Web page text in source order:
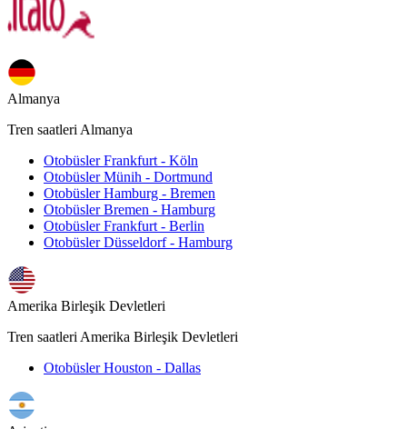
Almanya
Tren saatleri Almanya
Otobüsler Frankfurt - Köln
Otobüsler Münih - Dortmund
Otobüsler Hamburg - Bremen
Otobüsler Bremen - Hamburg
Otobüsler Frankfurt - Berlin
Otobüsler Düsseldorf - Hamburg
Amerika Birleşik Devletleri
Tren saatleri Amerika Birleşik Devletleri
Otobüsler Houston - Dallas